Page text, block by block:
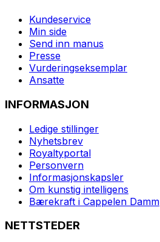
Kundeservice
Min side
Send inn manus
Presse
Vurderingseksemplar
Ansatte
INFORMASJON
Ledige stillinger
Nyhetsbrev
Royaltyportal
Personvern
Informasjonskapsler
Om kunstig intelligens
Bærekraft i Cappelen Damm
NETTSTEDER